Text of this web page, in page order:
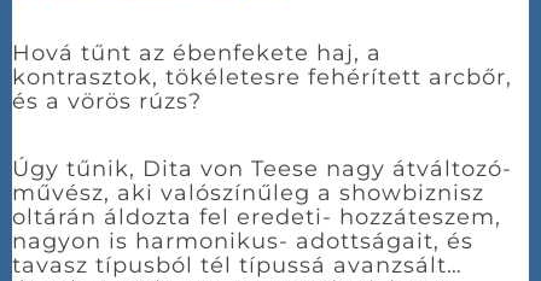
Hová tűnt az ébenfekete haj, a
kontrasztok, tökéletesre fehérített arcbőr,
és a vörös rúzs?
Úgy tűnik, Dita von Teese nagy átváltozó-
művész, aki valószínűleg a showbiznisz
oltárán áldozta fel eredeti- hozzáteszem,
nagyon is harmonikus- adottságait, és
tavasz típusból tél típussá avanzsált…